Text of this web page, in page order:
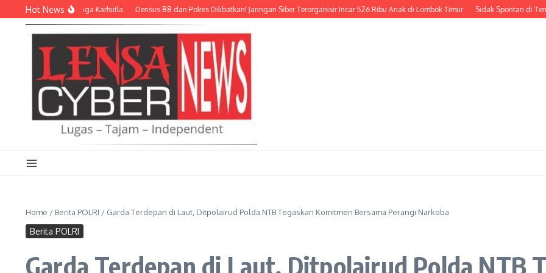
Lewati ke konten
Hot News
Relawan Siaga Karhutla Densus 88 dan Polres Dilibatkan! Jaringan Siber Terorganisir Incar 526 Ribu Anak di Lombok Timur Sidak Spontan di Tengah
Home / Berita POLRI / Garda Terdepan di Laut, Ditpolairud Polda NTB Tegaskan Komitmen Bersama Perangi Narkoba
Berita POLRI
Garda Terdepan di Laut, Ditpolairud Polda NTB